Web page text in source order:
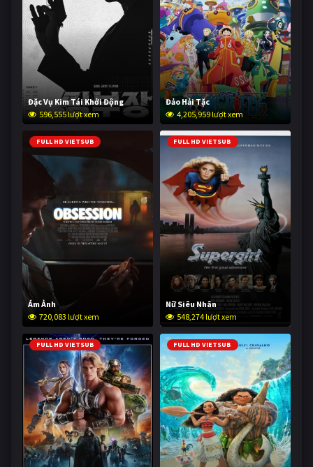
Đặc Vụ Kim Tái Khởi Động
596,555 lượt xem
Đảo Hải Tặc
4,205,959 lượt xem
FULL HD VIETSUB
Ám Ảnh
720,083 lượt xem
FULL HD VIETSUB
Nữ Siêu Nhân
548,274 lượt xem
FULL HD VIETSUB FULL HD VIETSUB